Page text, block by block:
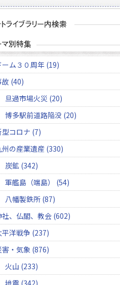
ーム３０周年 (19)
故 (40)
旦過市場火災 (20)
博多駅前道路陥没 (20)
型コロナ (7)
州の産業遺産 (330)
炭鉱 (342)
軍艦島（端島） (54)
八幡製鉄所 (87)
社、仏閣、教会 (602)
平洋戦争 (237)
害・気象 (876)
火山 (233)